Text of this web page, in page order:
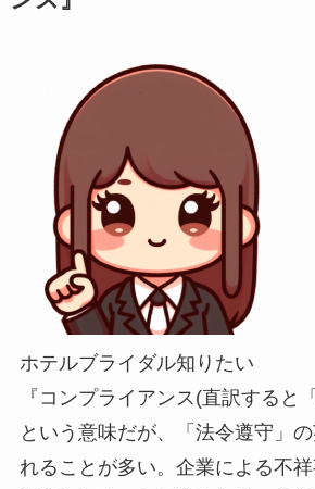
ホテルブライダル知りたい
『コンプライアンス(直訳すると
という意味だが、「法令遵守」
れることが多い。企業による不